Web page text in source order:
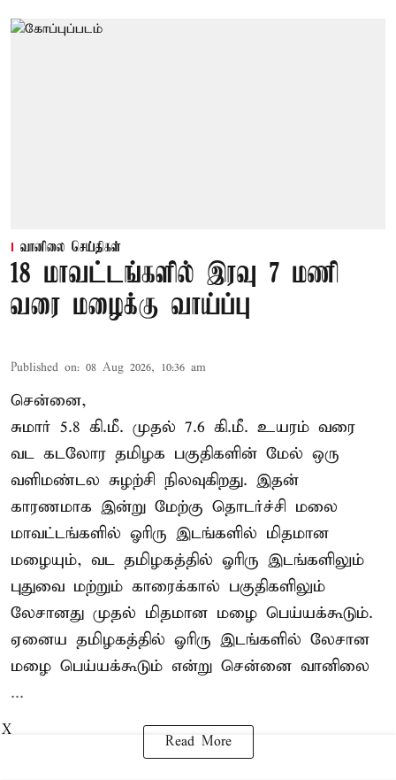
வானிலை செய்திகள்
18 மாவட்டங்களில் இரவு 7 மணி
வரை மழைக்கு வாய்ப்பு
Published on: 08 Aug 2026, 10:36 am
சென்னை,
சுமார் 5.8 கி.மீ. முதல் 7.6 கி.மீ. உயரம் வரை
வட கடலோர தமிழக பகுதிகளின் மேல் ஒரு
வளிமண்டல சுழற்சி நிலவுகிறது. இதன்
காரணமாக இன்று மேற்கு தொடர்ச்சி மலை
மாவட்டங்களில் ஓரிரு இடங்களில் மிதமான
மழையும், வட தமிழகத்தில் ஓரிரு இடங்களிலும்
புதுவை மற்றும் காரைக்கால் பகுதிகளிலும்
லேசானது முதல் மிதமான மழை பெய்யக்கூடும்.
ஏனைய தமிழகத்தில் ஓரிரு இடங்களில் லேசான
மழை பெய்யக்கூடும் என்று சென்னை வானிலை
...
Read More
X